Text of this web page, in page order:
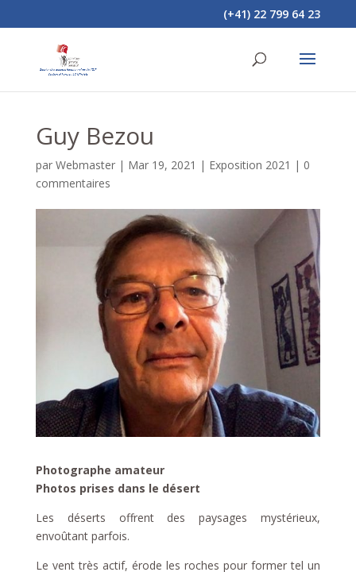
(+41) 22 799 64 23
Guy Bezou
par Webmaster| Mar 19, 2021 | Exposition 2021 | 0
commentaires
Photographe amateur
Photos prises dans le désert
Les déserts offrent des paysages mystérieux,
envoûtant parfois.
Le vent très actif, érode les roches pour former tel un